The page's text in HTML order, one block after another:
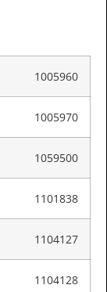
1005960
1005970
1059500
1101838
1104127
1104128